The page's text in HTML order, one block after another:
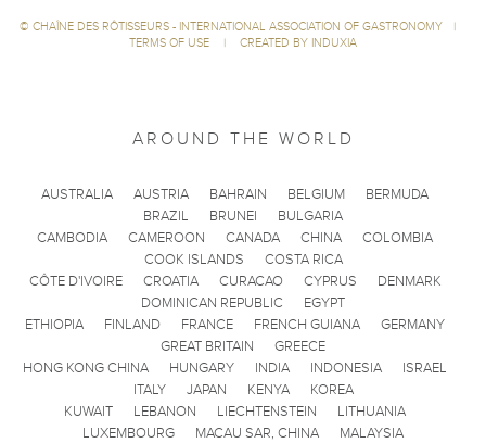
© CHAÎNE DES RÔTISSEURS - INTERNATIONAL ASSOCIATION OF GASTRONOMY
|
TERMS OF USE
| CREATED BY INDUXIA
AROUND THE WORLD
AUSTRALIA AUSTRIA BAHRAIN BELGIUM
BERMUDA
BRAZIL
BRUNEI
BULGARIA
CAMBODIA
CAMEROON CANADA CHINA
COLOMBIA
COOK ISLANDS
COSTA RICA
CÔTE D'IVOIRE
CROATIA CURACAO CYPRUS
DENMARK
DOMINICAN REPUBLIC
EGYPT
ETHIOPIA
FINLAND FRANCE FRENCH GUIANA
GERMANY
GREAT BRITAIN
GREECE
HONG KONG CHINA
HUNGARY INDIA INDONESIA
ISRAEL
ITALY
JAPAN KENYA
KOREA
KUWAIT
LEBANON LIECHTENSTEIN
LITHUANIA
LUXEMBOURG
MACAU SAR, CHINA
MALAYSIA